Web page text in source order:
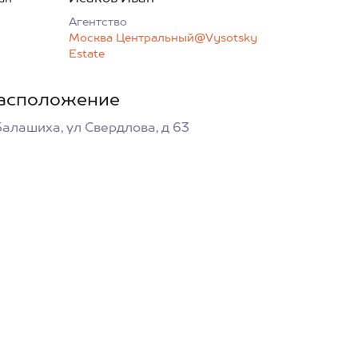
Агентcтво
Москва Центральный@Vysotsky
Estate
ул Свердлова, д 63